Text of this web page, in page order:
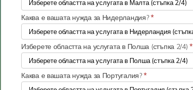
Каква е вашата нужда за Нидерландия?*
Изберете областта на услугата в Полша (стъпка 2/4)*
Каква е вашата нужда за Португалия?*